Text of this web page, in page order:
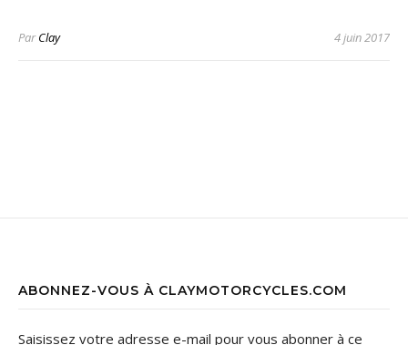
ParClay 4 juin 2017
ABONNEZ-VOUS À CLAYMOTORCYCLES.COM
Saisissez votre adresse e-mail pour vous abonner à ce